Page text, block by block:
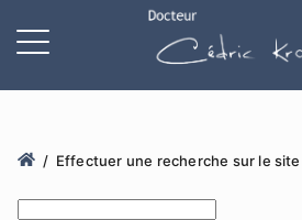
Effectuer une recherche sur le site
Search this site